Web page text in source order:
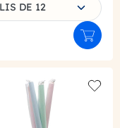
DE 12